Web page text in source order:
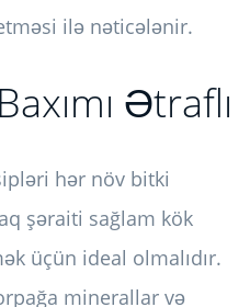
ilə nəticələnir.
Ətraflı
hər növ bitki
şəraiti sağlam kök
üçün ideal olmalıdır.
minerallar və